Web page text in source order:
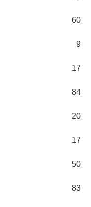
60
9
17
84
20
17
50
83